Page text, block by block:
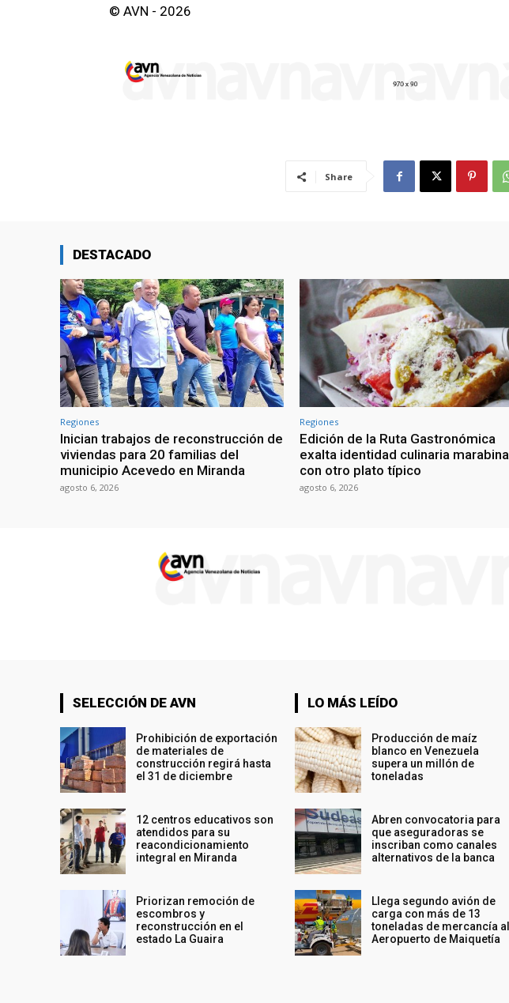
© AVN - 2026
Share
DESTACADO
Regiones
Inician trabajos de reconstrucción de
viviendas para 20 familias del
municipio Acevedo en Miranda
agosto 6, 2026
Regiones
Edición de la Ruta Gastronómica
exalta identidad culinaria marabina
con otro plato típico
agosto 6, 2026
SELECCIÓN DE AVN
Prohibición de exportación
de materiales de
construcción regirá hasta
el 31 de diciembre
12 centros educativos son
atendidos para su
reacondicionamiento
integral en Miranda
Priorizan remoción de
escombros y
reconstrucción en el
estado La Guaira
LO MÁS LEÍDO
Producción de maíz
blanco en Venezuela
supera un millón de
toneladas
Abren convocatoria para
que aseguradoras se
inscriban como canales
alternativos de la banca
Llega segundo avión de
carga con más de 13
toneladas de mercancía al
Aeropuerto de Maiquetía